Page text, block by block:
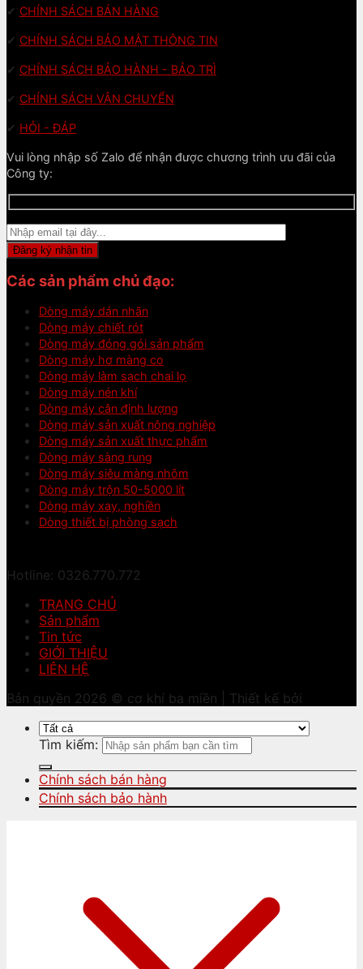
✔ CHÍNH SÁCH BÁN HÀNG
✔ CHÍNH SÁCH BẢO MẬT THÔNG TIN
✔ CHÍNH SÁCH BẢO HÀNH - BẢO TRÌ
✔ CHÍNH SÁCH VẬN CHUYỂN
✔ HỎI - ĐÁP
Vui lòng nhập số Zalo để nhận được chương trình ưu đãi của
Công ty:
Các sản phẩm chủ đạo:
Dòng máy dán nhãn
Dòng máy chiết rót
Dòng máy đóng gói sản phẩm
Dòng máy hơ màng co
Dòng máy làm sạch chai lọ
Dòng máy nén khí
Dòng máy cân định lượng
Dòng máy sản xuất nông nghiệp
Dòng máy sản xuất thực phẩm
Dòng máy sàng rung
Dòng máy siêu màng nhôm
Dòng máy trộn 50-5000 lít
Dòng máy xay, nghiền
Dòng thiết bị phòng sạch
Hotline: 0326.770.772
TRANG CHỦ
Sản phẩm
Tin tức
GIỚI THIỆU
LIÊN HỆ
Bản quyền 2026 © cơ khí ba miền | Thiết kế bởi
Tìm kiếm:
Chính sách bán hàng
Chính sách bảo hành